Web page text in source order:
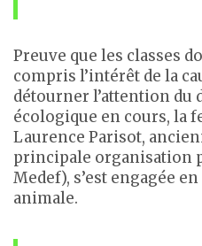
Preuve que les classes
compris l’intérêt de la
détourner l’attention du
écologique en cours, la
Laurence Parisot,
principale organisation
Medef), s’est engagée
animale.